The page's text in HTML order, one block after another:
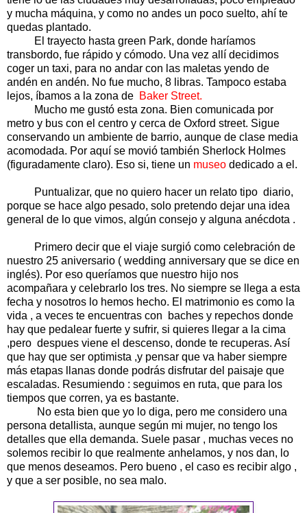
y mucha máquina, y como no andes un poco suelto, ahí te
quedas plantado.
El trayecto hasta green Park, donde haríamos
transbordo, fue rápido y cómodo. Una vez allí decidimos
coger un taxi, para no andar con las maletas yendo de
andén en andén. No fue mucho, 8 libras. Tampoco estaba
lejos, íbamos a la zona de Baker Street.
Mucho me gustó esta zona. Bien comunicada por
metro y bus con el centro y cerca de Oxford street. Sigue
conservando un ambiente de barrio, aunque de clase media
acomodada. Por aquí se movió también Sherlock Holmes
(figuradamente claro). Eso si, tiene un museo dedicado a el.
Puntualizar, que no quiero hacer un relato tipo diario,
porque se hace algo pesado, solo pretendo dejar una idea
general de lo que vimos, algún consejo y alguna anécdota .
Primero decir que el viaje surgió como celebración de
nuestro 25 aniversario ( wedding anniversary que se dice en
inglés). Por eso queríamos que nuestro hijo nos
acompañara y celebrarlo los tres. No siempre se llega a esta
fecha y nosotros lo hemos hecho. El matrimonio es como la
vida , a veces te encuentras con baches y repechos donde
hay que pedalear fuerte y sufrir, si quieres llegar a la cima
,pero despues viene el descenso, donde te recuperas. Así
que hay que ser optimista ,y pensar que va haber siempre
más etapas llanas donde podrás disfrutar del paisaje que
escaladas. Resumiendo : seguimos en ruta, que para los
tiempos que corren, ya es bastante.
No esta bien que yo lo diga, pero me considero una
persona detallista, aunque según mi mujer, no tengo los
detalles que ella demanda. Suele pasar , muchas veces no
solemos recibir lo que realmente anhelamos, y nos dan, lo
que menos deseamos. Pero bueno , el caso es recibir algo ,
y que a ser posible, no sea malo.